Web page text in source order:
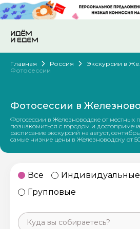
Главная Россия
Экскурсии в
Фотосессии
Фотосессии в
Фотосессии в Железноводске от местных
познакомиться с городом и
расписание экскурсий на август,
самые низкие цены в Железноводску от
Все
Индивидуальные
Групповые